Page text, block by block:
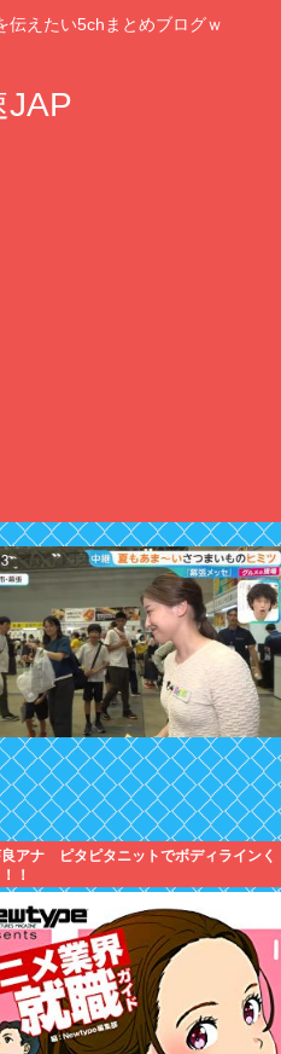
伝えたい5chまとめブログｗ
JAP
アナ ピタピタニットでボディラインく
！